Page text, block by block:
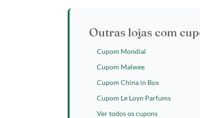
Outras lojas com
Cupom Mondial
Cupom Malwee
Cupom China in Box
Cupom Le Loyn Parfums
Ver todos os cupons